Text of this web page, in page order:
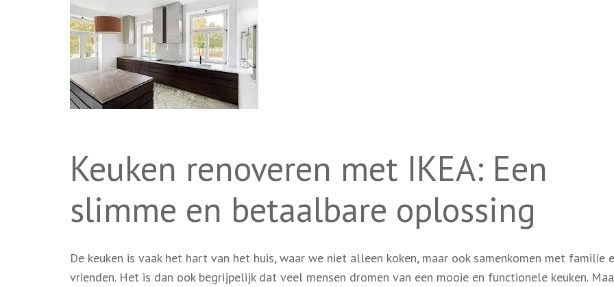
Keuken renoveren met IKEA: Een
slimme en betaalbare oplossing
De keuken is vaak het hart van het huis, waar we niet alleen koken, maar ook samenkomen met familie
vrienden. Het is dan ook begrijpelijk dat veel mensen dromen van een mooie en functionele keuken.